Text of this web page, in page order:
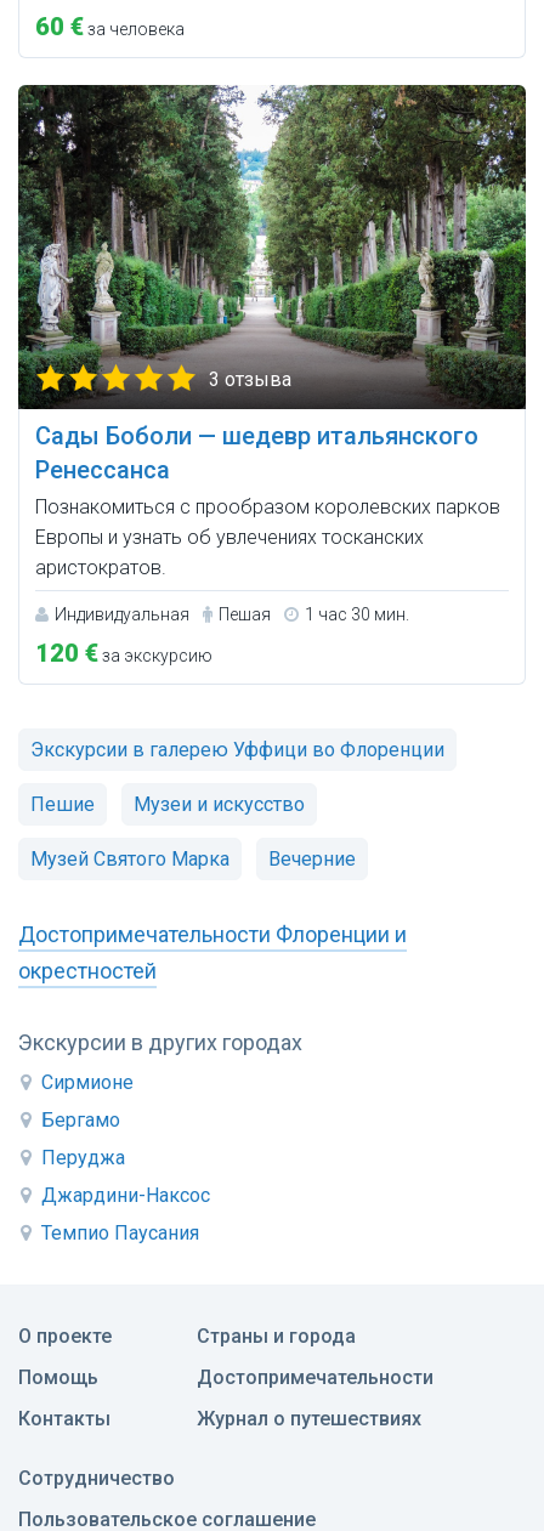
Экскурсии в других городах
Сирмионе
Бергамо
Перуджа
Джардини-Наксос
Темпио Паусания
60 €за человека
3 отзыва
Сады Боболи — шедевр итальянского
Ренессанса
Познакомиться с прообразом королевских парков
Европы и узнать об увлечениях тосканских
аристократов.
Индивидуальная Пешая 1 час 30 мин.
120 €за экскурсию
Экскурсии в галерею Уффици во Флоренции
Пешие Музеи и искусство
Музей Святого Марка Вечерние
Достопримечательности Флоренции и
окрестностей
О проекте
Помощь
Контакты
Страны и города
Достопримечательности
Журнал о путешествиях
Сотрудничество
Пользовательское соглашение